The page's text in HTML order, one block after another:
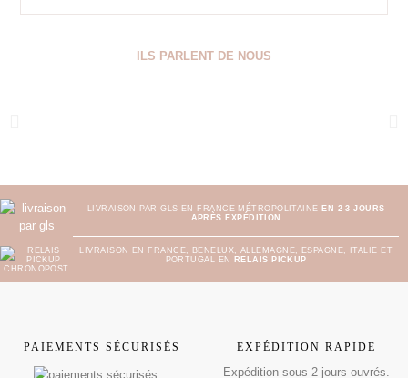
ILS PARLENT DE NOUS
LIVRAISON PAR GLS EN FRANCE MÉTROPOLITAINE EN 2-3 JOURS
APRÈS EXPÉDITION
LIVRAISON EN FRANCE, BENELUX, ALLEMAGNE, ESPAGNE, ITALIE ET
PORTUGAL EN
RELAIS PICKUP
PAIEMENTS SÉCURISÉS EXPÉDITION RAPIDE
Expédition sous 2 jours ouvrés.